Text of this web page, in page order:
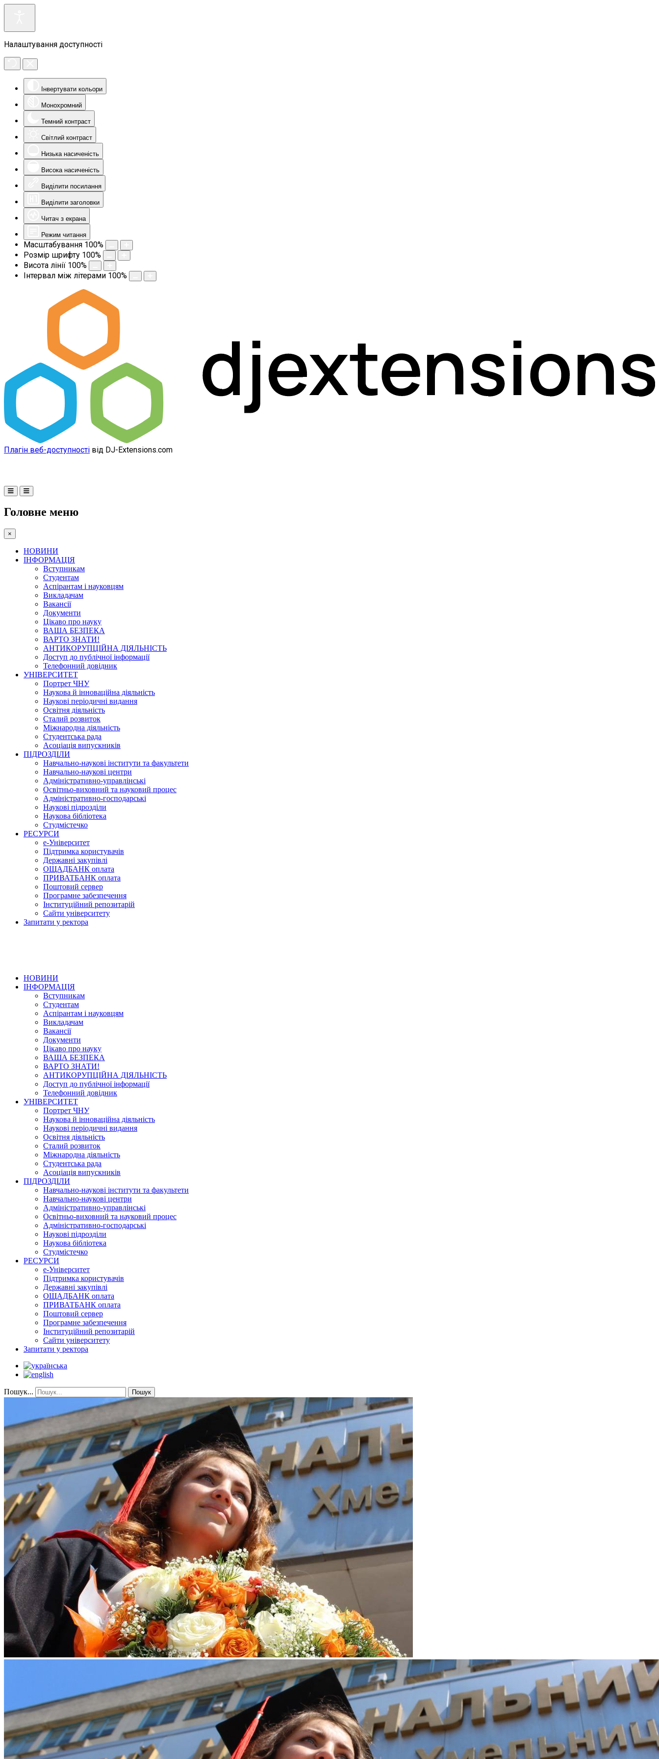
Налаштування доступності
Інвертувати кольори
Монохромний
Темний контраст
Світлий контраст
Низька насиченість
Висока насиченість
Виділити посилання
Виділити заголовки
Читач з екрана
Режим читання
Масштабування 100%
Розмір шрифту 100%
Висота лінії 100%
Інтервал між літерами 100%
Плагін веб-доступності від DJ-Extensions.com
Головне меню
×
НОВИНИ
ІНФОРМАЦІЯ
Вступникам
Студентам
Аспірантам і науковцям
Викладачам
Вакансії
Документи
Цікаво про науку
ВАША БЕЗПЕКА
ВАРТО ЗНАТИ!
АНТИКОРУПЦІЙНА ДІЯЛЬНІСТЬ
Доступ до публічної інформації
Телефонний довідник
УНІВЕРСИТЕТ
Портрет ЧНУ
Наукова й інноваційна діяльність
Наукові періодичні видання
Освітня діяльність
Сталий розвиток
Міжнародна діяльність
Студентська рада
Асоціація випускників
ПІДРОЗДІЛИ
Навчально-наукові інститути та факультети
Навчально-наукові центри
Адміністративно-управлінські
Освітньо-виховний та науковий процес
Адміністративно-господарські
Наукові підрозділи
Наукова бібліотека
Студмістечко
РЕСУРСИ
е-Університет
Підтримка користувачів
Державні закупівлі
ОЩАДБАНК оплата
ПРИВАТБАНК оплата
Поштовий сервер
Програмне забезпечення
Інституційний репозитарій
Сайти університету
Запитати у ректора
НОВИНИ
ІНФОРМАЦІЯ
Вступникам
Студентам
Аспірантам і науковцям
Викладачам
Вакансії
Документи
Цікаво про науку
ВАША БЕЗПЕКА
ВАРТО ЗНАТИ!
АНТИКОРУПЦІЙНА ДІЯЛЬНІСТЬ
Доступ до публічної інформації
Телефонний довідник
УНІВЕРСИТЕТ
Портрет ЧНУ
Наукова й інноваційна діяльність
Наукові періодичні видання
Освітня діяльність
Сталий розвиток
Міжнародна діяльність
Студентська рада
Асоціація випускників
ПІДРОЗДІЛИ
Навчально-наукові інститути та факультети
Навчально-наукові центри
Адміністративно-управлінські
Освітньо-виховний та науковий процес
Адміністративно-господарські
Наукові підрозділи
Наукова бібліотека
Студмістечко
РЕСУРСИ
е-Університет
Підтримка користувачів
Державні закупівлі
ОЩАДБАНК оплата
ПРИВАТБАНК оплата
Поштовий сервер
Програмне забезпечення
Інституційний репозитарій
Сайти університету
Запитати у ректора
Пошук... Пошук